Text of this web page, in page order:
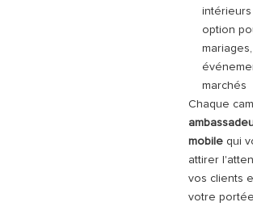
option
marchés
Chaque
mobilequi
attirer
vos clients
votre